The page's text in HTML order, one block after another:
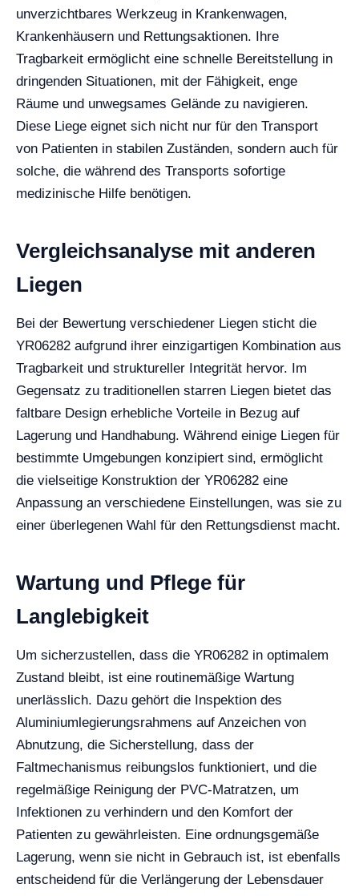
unverzichtbares Werkzeug in Krankenwagen,
Krankenhäusern und Rettungsaktionen. Ihre
Tragbarkeit ermöglicht eine schnelle Bereitstellung in
dringenden Situationen, mit der Fähigkeit, enge
Räume und unwegsames Gelände zu navigieren.
Diese Liege eignet sich nicht nur für den Transport
von Patienten in stabilen Zuständen, sondern auch für
solche, die während des Transports sofortige
medizinische Hilfe benötigen.
Vergleichsanalyse mit anderen
Liegen
Bei der Bewertung verschiedener Liegen sticht die
YR06282 aufgrund ihrer einzigartigen Kombination aus
Tragbarkeit und struktureller Integrität hervor. Im
Gegensatz zu traditionellen starren Liegen bietet das
faltbare Design erhebliche Vorteile in Bezug auf
Lagerung und Handhabung. Während einige Liegen für
bestimmte Umgebungen konzipiert sind, ermöglicht
die vielseitige Konstruktion der YR06282 eine
Anpassung an verschiedene Einstellungen, was sie zu
einer überlegenen Wahl für den Rettungsdienst macht.
Wartung und Pflege für
Langlebigkeit
Um sicherzustellen, dass die YR06282 in optimalem
Zustand bleibt, ist eine routinemäßige Wartung
unerlässlich. Dazu gehört die Inspektion des
Aluminiumlegierungsrahmens auf Anzeichen von
Abnutzung, die Sicherstellung, dass der
Faltmechanismus reibungslos funktioniert, und die
regelmäßige Reinigung der PVC-Matratzen, um
Infektionen zu verhindern und den Komfort der
Patienten zu gewährleisten. Eine ordnungsgemäße
Lagerung, wenn sie nicht in Gebrauch ist, ist ebenfalls
entscheidend für die Verlängerung der Lebensdauer